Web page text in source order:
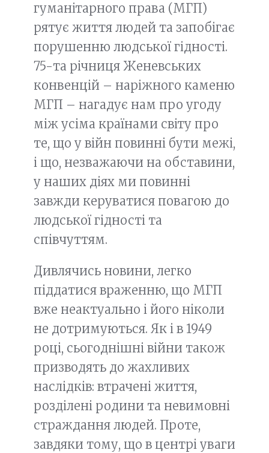
гуманітарного права (МГП)
рятує життя людей та запобігає
порушенню людської гідності.
75-та річниця Женевських
конвенцій – наріжного каменю
МГП – нагадує нам про угоду
між усіма країнами світу про
те, що у війн повинні бути межі,
і що, незважаючи на обставини,
у наших діях ми повинні
завжди керуватися повагою до
людської гідності та
співчуттям.
Дивлячись новини, легко
піддатися враженню, що МГП
вже неактуально і його ніколи
не дотримуються. Як і в 1949
році, сьогоднішні війни також
призводять до жахливих
наслідків: втрачені життя,
розділені родини та невимовні
страждання людей. Проте,
завдяки тому, що в центрі уваги